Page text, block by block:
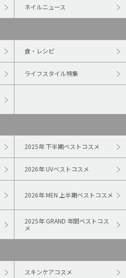
ネイルニュース
食・レシピ
ライフスタイル特集
2025年 下半期ベストコスメ
2026年 UVベストコスメ
2026年 MEN 上半期ベストコスメ
2025年 GRAND 年間ベストコス
メ
スキンケアコスメ